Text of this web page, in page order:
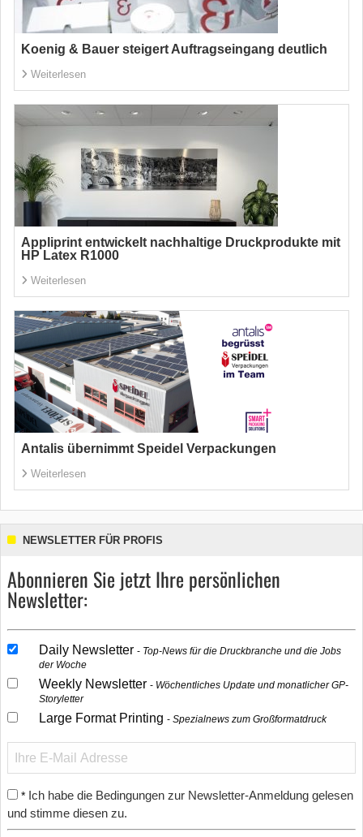
Koenig & Bauer steigert Auftragseingang deutlich
Weiterlesen
Appliprint entwickelt nachhaltige Druckprodukte mit
HP Latex R1000
Weiterlesen
Antalis übernimmt Speidel Verpackungen
Weiterlesen
NEWSLETTER FÜR PROFIS
Abonnieren Sie jetzt Ihre persönlichen
Newsletter:
Daily Newsletter
Top-News für die Druckbranche und die Jobs
der Woche
Weekly Newsletter
Wöchentliches Update und monatlicher GP-
Storyletter
Large Format Printing Spezialnews zum Großformatdruck
* Ich habe die Bedingungen zur Newsletter-Anmeldung gelesen
und stimme diesen zu.